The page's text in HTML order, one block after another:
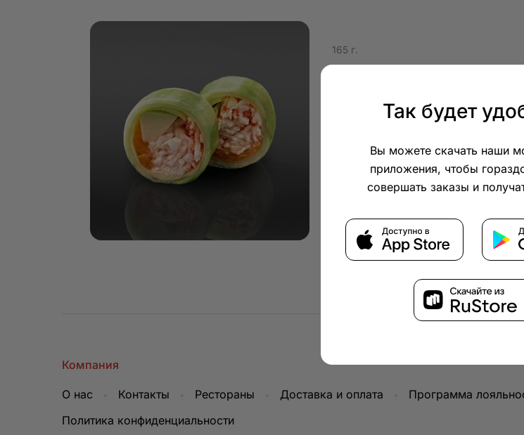
165 г.
Камчатский краб, авокадо, манго,
Компания
О нас Контакты Рестораны Доставка и оплата Программа
Политика конфиденциальности
Так будет
Вы можете скачать наши
приложения, чтобы
совершать заказы и